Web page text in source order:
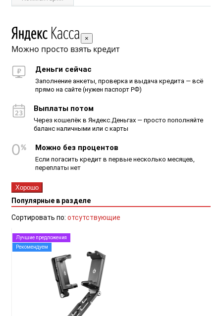
×
Можно просто взять кредит
Деньги сейчас
Заполнение анкеты, проверка и выдача кредита — всё
прямо на сайте (нужен паспорт РФ)
Выплаты потом
Через кошелёк в Яндекс.Деньгах — просто пополняйте
баланс наличными или с карты
Можно без процентов
Если погасить кредит в первые несколько месяцев,
переплаты нет
Хорошо
Популярные в разделе
Сортировать по: отсутствующие
Лучшие предложения
Рекомендуем